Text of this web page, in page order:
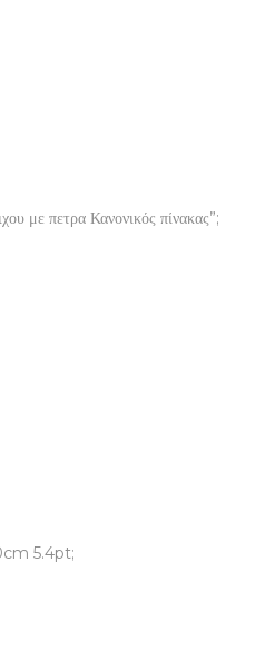
με πετρα Κανονικός πίνακας”;
5.4pt;